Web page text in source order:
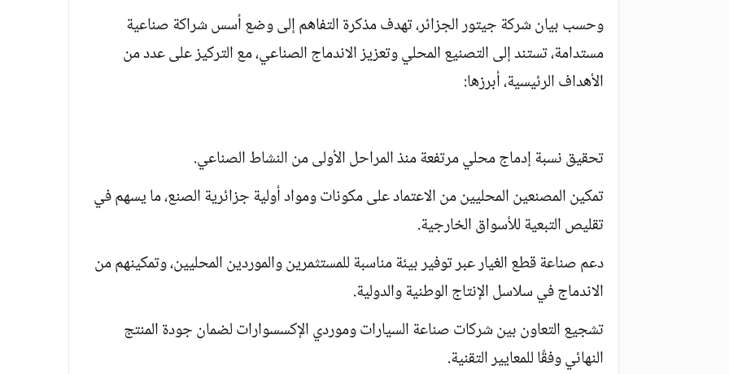
وحسب بيان شركة جيتور الجزائر، تهدف مذكرة التفاهم إلى وضع أسس شراكة صناعية
مستدامة، تستند إلى التصنيع المحلي وتعزيز الاندماج الصناعي، مع التركيز على عدد من
الأهداف الرئيسية، أبرزها:
تحقيق نسبة إدماج محلي مرتفعة منذ المراحل الأولى من النشاط الصناعي.
تمكين المصنعين المحليين من الاعتماد على مكونات ومواد أولية جزائرية الصنع، ما يسهم في
تقليص التبعية للأسواق الخارجية.
دعم صناعة قطع الغيار عبر توفير بيئة مناسبة للمستثمرين والموردين المحليين، وتمكينهم من
الاندماج في سلاسل الإنتاج الوطنية والدولية.
تشجيع التعاون بين شركات صناعة السيارات وموردي الإكسسوارات لضمان جودة المنتج
النهائي وفقًا للمعايير التقنية.